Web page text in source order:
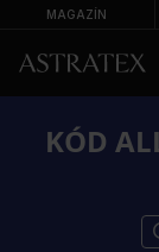
MAGAZÍN
KÓD